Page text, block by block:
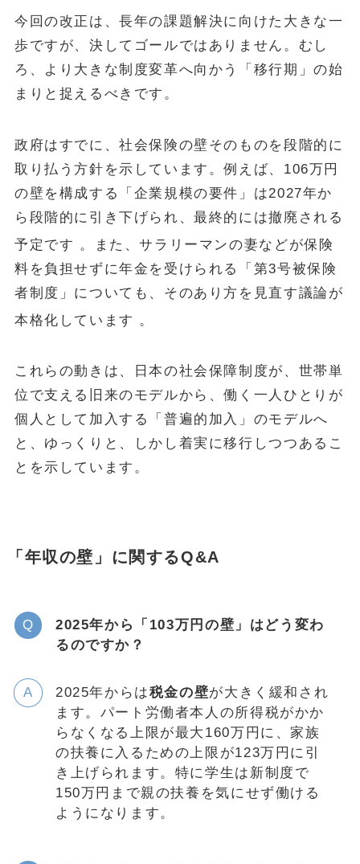
今回の改正は、長年の課題解決に向けた大きな一
歩ですが、決してゴールではありません。むし
ろ、より大きな制度変革へ向かう「移行期」の始
まりと捉えるべきです。
政府はすでに、社会保険の壁そのものを段階的に
取り払う方針を示しています。例えば、106万円
の壁を構成する「企業規模の要件」は2027年か
ら段階的に引き下げられ、最終的には撤廃される
予定です 。また、サラリーマンの妻などが保険
料を負担せずに年金を受けられる「第3号被保険
者制度」についても、そのあり方を見直す議論が
本格化しています 。
これらの動きは、日本の社会保障制度が、世帯単
位で支える旧来のモデルから、働く一人ひとりが
個人として加入する「普遍的加入」のモデルへ
と、ゆっくりと、しかし着実に移行しつつあるこ
とを示しています。
「年収の壁」に関するQ&A
2025年から「103万円の壁」はどう変わ
るのですか？
2025年からは税金の壁が大きく緩和され
ます。パート労働者本人の所得税がかか
らなくなる上限が最大160万円に、家族
の扶養に入るための上限が123万円に引
き上げられます。特に学生は新制度で
150万円まで親の扶養を気にせず働ける
ようになります。